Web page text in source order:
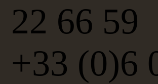
22 66 59
+33 (0)6